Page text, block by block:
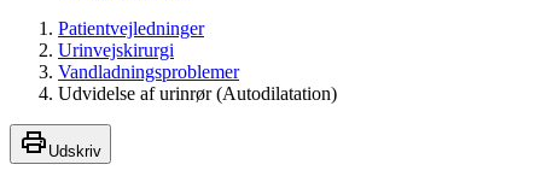
Patientvejledninger
Urinvejskirurgi
Vandladningsproblemer
Udvidelse af urinrør (Autodilatation)
Udskriv